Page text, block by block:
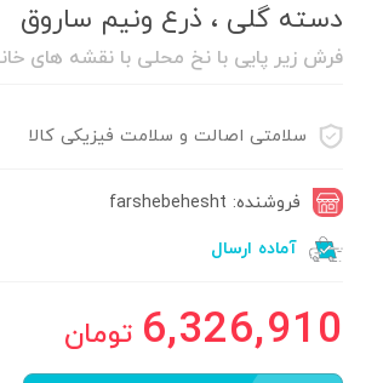
دسته گلی ، ذرع ونیم ساروق
فرش زیر پایی با نخ محلی با نقشه های
سلامتی اصالت و سلامت فیزیکی کالا
فروشنده: farshebehesht
آماده ارسال
6,326,910 تومان